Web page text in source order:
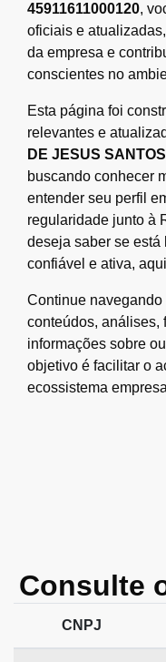
45911611000120,
oficiais e
da empresa e
conscientes no
Esta página foi
relevantes e
DE JESUS
buscando conhecer
entender seu perfil
regularidade junto à
deseja saber se está
confiável e ativa,
Continue
conteúdos, análises,
informações sobre
objetivo é facilitar o
ecossistema
Consulte
CNPJ